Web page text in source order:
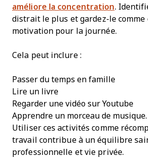
améliore la concentration.
distrait le plus et gardez-le comme
motivation pour la journée.
Cela peut inclure :
Passer du temps en famille
Lire un livre
Regarder une vidéo sur Youtube
Apprendre un morceau de musique.
Utiliser ces activités comme
travail contribue à un équilibre
professionnelle et vie privée.